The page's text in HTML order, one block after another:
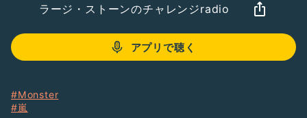
ラージ・ストーンのチャレンジradio
アプリで聴く
#Monster
#嵐